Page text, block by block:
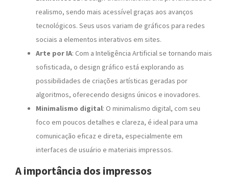
realismo, sendo mais acessível graças aos avanços
tecnológicos. Seus usos variam de gráficos para redes
sociais a elementos interativos em sites.
Arte por IA: Com a Inteligência Artificial se tornando mais
sofisticada, o design gráfico está explorando as
possibilidades de criações artísticas geradas por
algoritmos, oferecendo designs únicos e inovadores.
Minimalismo digital: O minimalismo digital, com seu
foco em poucos detalhes e clareza, é ideal para uma
comunicação eficaz e direta, especialmente em
interfaces de usuário e materiais impressos.
A importância dos impressos